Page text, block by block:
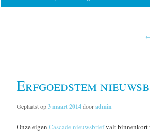
Erfgoedstem
Geplaatst op3 maart 2014dooradmin
Onze eigenCascade nieuwsbriefvalt binnenkort